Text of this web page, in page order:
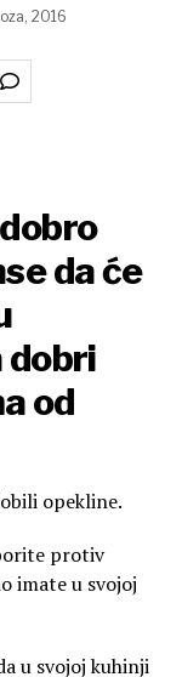
2016
da će
dobri
od
opekline.
protiv
imate u svojoj
u svojoj kuhinji